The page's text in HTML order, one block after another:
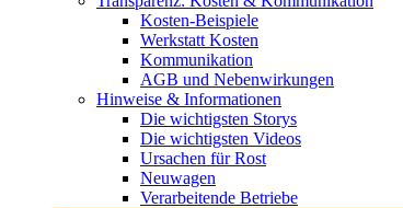
Kosten-Beispiele
Werkstatt Kosten
Kommunikation
AGB und Nebenwirkungen
Hinweise & Informationen
Die wichtigsten Storys
Die wichtigsten Videos
Ursachen für Rost
Neuwagen
Verarbeitende Betriebe